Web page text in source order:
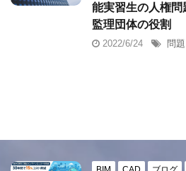
能実習生の人権
監理団体の役割
2022/6/24 問題